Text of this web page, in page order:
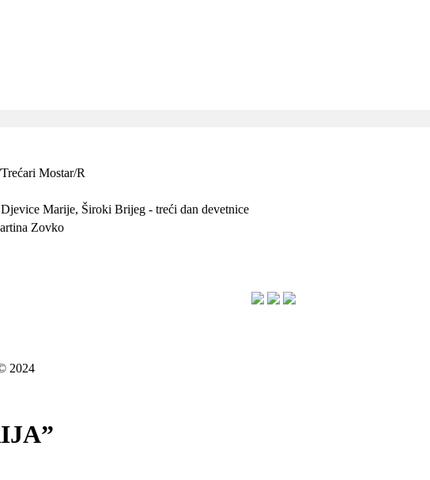
Mostar/R
Marije, Široki Brijeg - treći dan devetnice
Zovko
2024